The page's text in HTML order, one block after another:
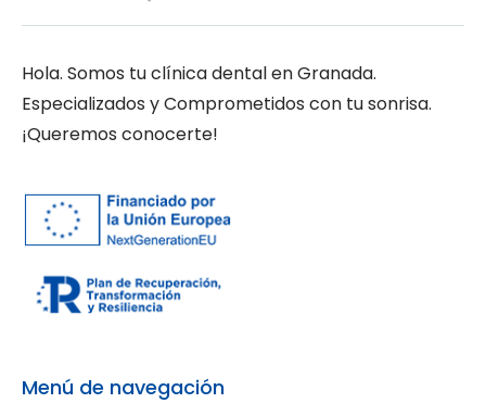
Hola. Somos tu clínica dental en Granada.
Especializados y Comprometidos con tu sonrisa.
¡Queremos conocerte!
Menú de navegación